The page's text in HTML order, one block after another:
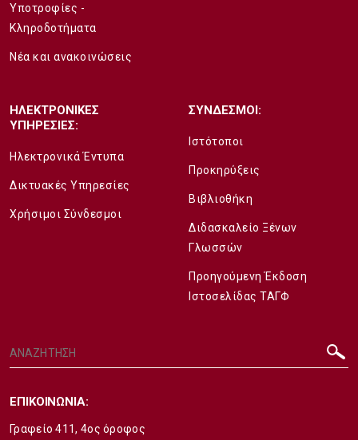
Υποτροφίες -
Κληροδοτήματα
Νέα και ανακοινώσεις
ΗΛΕΚΤΡΟΝΙΚΕΣ
ΥΠΗΡΕΣΙΕΣ:
Ηλεκτρονικά Έντυπα
Δικτυακές Υπηρεσίες
Χρήσιμοι Σύνδεσμοι
ΣΥΝΔΕΣΜΟΙ:
Ιστότοποι
Προκηρύξεις
Βιβλιοθήκη
Διδασκαλείο Ξένων
Γλωσσών
Προηγούμενη Έκδοση
Ιστοσελίδας ΤΑΓΦ
ΕΠΙΚΟΙΝΩΝΙΑ:
Γραφείο 411, 4ος όροφος